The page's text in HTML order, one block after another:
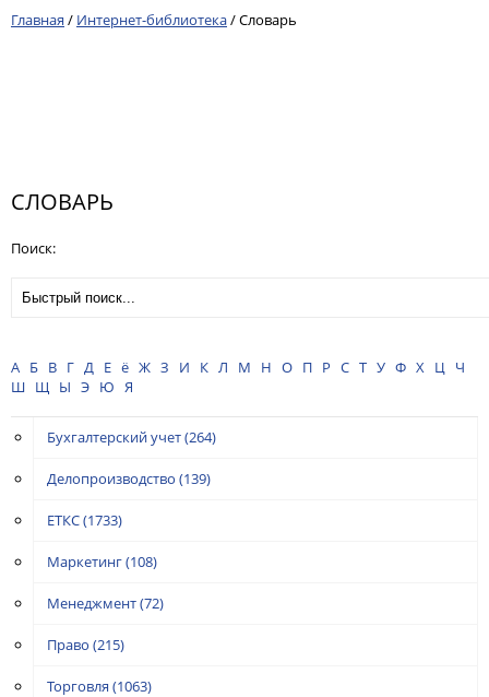
Главная / Интернет-библиотека/Словарь
СЛОВАРЬ
Поиск:
А Б В Г Д Е ё Ж З И К Л М Н О П Р С Т У Ф Х Ц
Ч
Ш Щ Ы Э Ю Я
Бухгалтерский учет(264)
Делопроизводство (139)
ЕТКС(1733)
Маркетинг(108)
Менеджмент(72)
Право (215)
Торговля (1063)